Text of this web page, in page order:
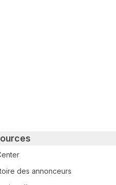
Twitter
sur Facebook
sur LinkedIn
des annonceurs